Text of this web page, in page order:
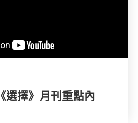
選擇》月刊重點內